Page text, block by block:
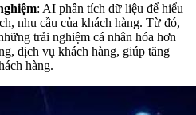
: AI phân tích dữ liệu để hiểu
nhu cầu của khách hàng. Từ đó,
trải nghiệm cá nhân hóa hơn
dịch vụ khách hàng, giúp tăng
hàng.